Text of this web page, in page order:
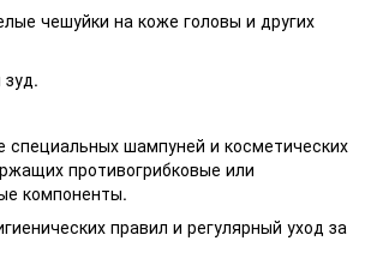
чешуйки на коже головы и других
специальных шампуней и косметических
противогрибковые или
компоненты.
правил и регулярный уход за